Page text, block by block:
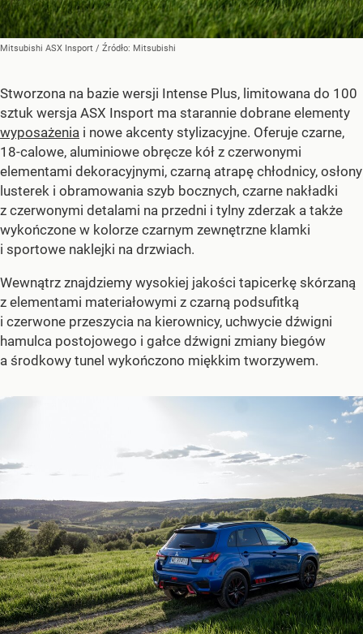
Mitsubishi ASX Insport / Źródło: Mitsubishi
Stworzona na bazie wersji Intense Plus, limitowana do 100
sztuk wersja ASX Insport ma starannie dobrane elementy
wyposażenia i nowe akcenty stylizacyjne. Oferuje czarne,
18-calowe, aluminiowe obręcze kół z czerwonymi
elementami dekoracyjnymi, czarną atrapę chłodnicy, osłony
lusterek i obramowania szyb bocznych, czarne nakładki
z czerwonymi detalami na przedni i tylny zderzak a także
wykończone w kolorze czarnym zewnętrzne klamki
i sportowe naklejki na drzwiach.
Wewnątrz znajdziemy wysokiej jakości tapicerkę skórzaną
z elementami materiałowymi z czarną podsufitką
i czerwone przeszycia na kierownicy, uchwycie dźwigni
hamulca postojowego i gałce dźwigni zmiany biegów
a środkowy tunel wykończono miękkim tworzywem.